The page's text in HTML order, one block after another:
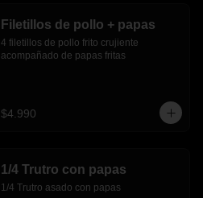
Filetillos de pollo + papas
4 filetillos de pollo frito crujiente
acompañado de papas fritas
$4.990
1/4 Trutro con papas
1/4 Trutro asado con papas